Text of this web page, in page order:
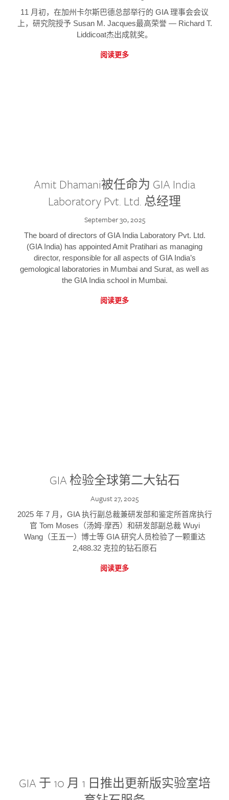
11 月初，在加州卡尔斯巴德总部举行的 GIA 理事会会议
上，研究院授予 Susan M. Jacques最高荣誉 — Richard T.
Liddicoat杰出成就奖。
阅读更多
Amit Dhamani被任命为 GIA India
Laboratory Pvt. Ltd. 总经理
September 30, 2025
The board of directors of GIA India Laboratory Pvt. Ltd.
(GIA India) has appointed Amit Pratihari as managing
director, responsible for all aspects of GIA India’s
gemological laboratories in Mumbai and Surat, as well as
the GIA India school in Mumbai.
阅读更多
GIA 检验全球第二大钻石
August 27, 2025
2025 年 7 月，GIA 执行副总裁兼研发部和鉴定所首席执行
官 Tom Moses（汤姆·摩西）和研发部副总裁 Wuyi
Wang（王五一）博士等 GIA 研究人员检验了一颗重达
2,488.32 克拉的钻石原石
阅读更多
GIA 于 10 月 1 日推出更新版实验室培